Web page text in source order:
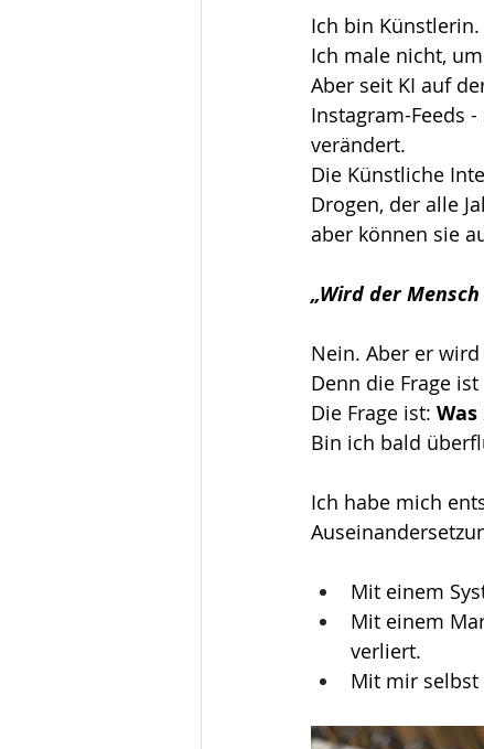
Ich bin
Ich male nicht,
Aber seit KI auf
Instagram-Feeds
verändert.
Die Künstliche
Drogen, der alle
aber können sie
„Wird der
Nein. Aber er
Denn die Frage
Die Frage ist:
Bin ich bald
Ich habe mich
Mit einem
Mit einem
verliert.
Mit mir selbst